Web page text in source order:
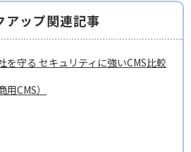
アップ関連記事
を守る セキュリティに強いCMS比較
CMS）